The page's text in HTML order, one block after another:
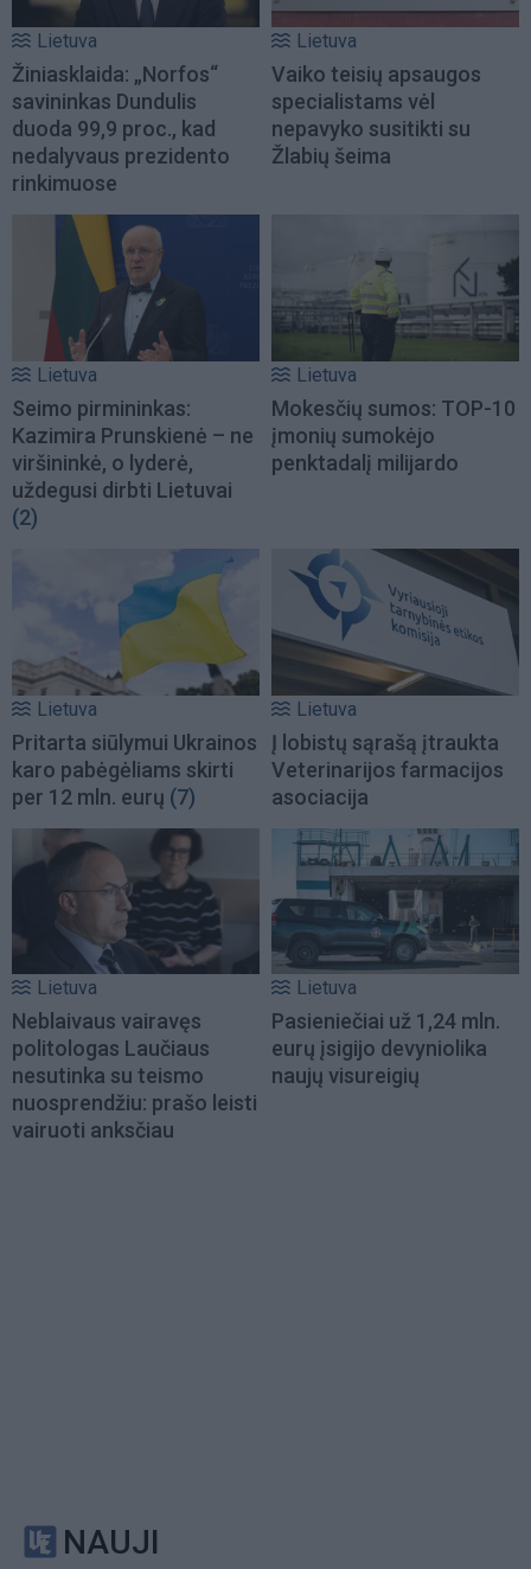
Lietuva
Žiniasklaida: „Norfos“
savininkas Dundulis
duoda 99,9 proc., kad
nedalyvaus prezidento
rinkimuose
Lietuva
Vaiko teisių apsaugos
specialistams vėl
nepavyko susitikti su
Žlabių šeima
Lietuva
Seimo pirmininkas:
Kazimira Prunskienė – ne
viršininkė, o lyderė,
uždegusi dirbti Lietuvai
(2)
Lietuva
Mokesčių sumos: TOP-10
įmonių sumokėjo
penktadalį milijardo
Lietuva
Pritarta siūlymui Ukrainos
karo pabėgėliams skirti
per 12 mln. eurų (7)
Lietuva
Į lobistų sąrašą įtraukta
Veterinarijos farmacijos
asociacija
Lietuva
Neblaivaus vairavęs
politologas Laučiaus
nesutinka su teismo
nuosprendžiu: prašo leisti
vairuoti anksčiau
Lietuva
Pasieniečiai už 1,24 mln.
eurų įsigijo devyniolika
naujų visureigių
NAUJI